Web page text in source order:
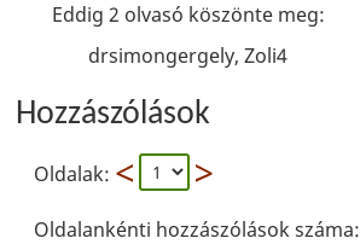
Eddig 2 olvasó köszönte meg:
drsimongergely, Zoli4
Hozzászólások
Oldalak:
Oldalankénti hozzászólások száma: